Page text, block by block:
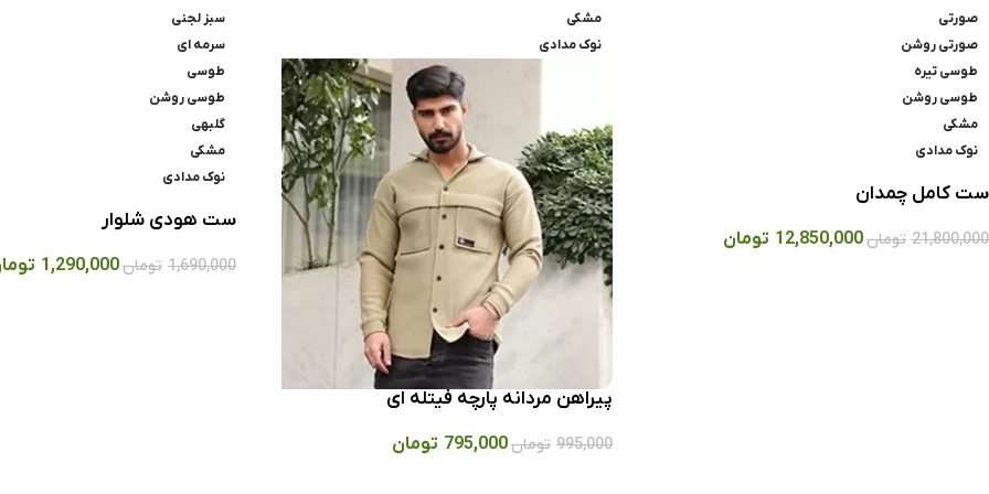
صورتی
صورتی روشن
طوسی تیره
طوسی روشن
مشکی
نوک مدادی
ست کامل چمدان
21,800,000 تومان12,850,000 تومان
مشکی
نوک مدادی
پیراهن مردانه پارچه فیتله ای
995,000 تومان795,000 تومان
سبز لجنی
سرمه ای
طوسی
طوسی روشن
گلبهی
مشکی
نوک مدادی
ست هودی شلوار
1,690,000 تومان1,290,000